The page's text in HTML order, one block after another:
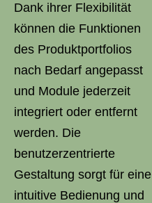
Dank ihrer Flexibilität
können die Funktionen
des Produktportfolios
nach Bedarf angepasst
und Module jederzeit
integriert oder entfernt
werden. Die
benutzerzentrierte
Gestaltung sorgt für eine
intuitive Bedienung und